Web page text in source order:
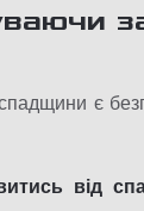
є
від